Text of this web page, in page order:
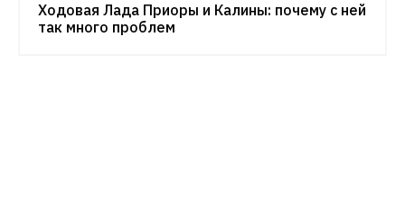
Ходовая Лада Приоры и Калины: почему с ней
так много проблем